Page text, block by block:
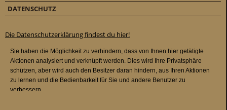
DATENSCHUTZ
Die Datenschutzerklärung findest du hier!